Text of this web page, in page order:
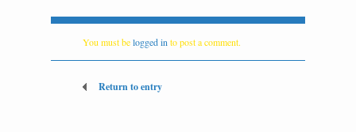
You must belogged in to post a comment.
Return to entry